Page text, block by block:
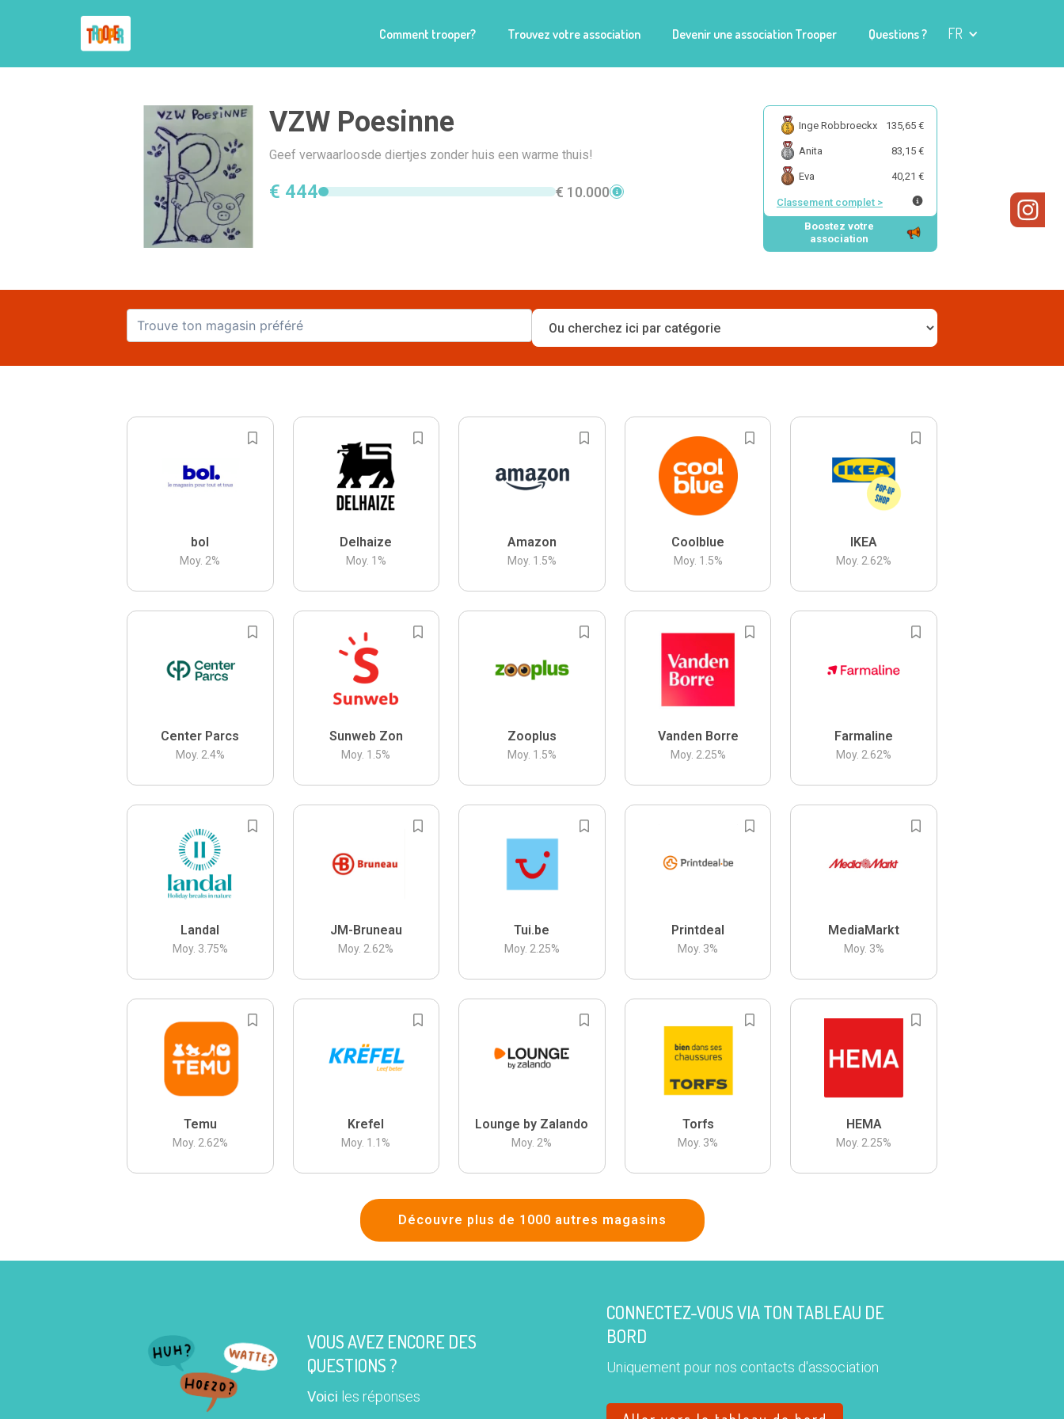
Comment trooper? Trouvez votre association Devenir une association Trooper Questions ? FR
VZW Poesinne
Geef verwaarloosde diertjes zonder huis een warme thuis!
€ 444 € 10.000
Inge Robbroeckx 135,65 €
Anita 83,15 €
Eva 40,21 €
Classement complet >
Boostez votre
association
bol
Moy. 2%
Delhaize
Moy. 1 %
Amazon
Moy. 1.5%
Coolblue
Moy. 1.5%
IKEA
Moy. 2.62%
Center Parcs
Moy. 2.4%
Sunweb Zon
Moy. 1.5%
Zooplus
Moy. 1.5%
Vanden Borre
Moy. 2.25%
Farmaline
Moy. 2.62%
Landal
Moy. 3.75%
JM-Bruneau
Moy. 2.62%
Tui.be
Moy. 2.25%
Printdeal
Moy. 3%
MediaMarkt
Moy. 3%
Temu
Moy. 2.62%
Krefel
Moy. 1.1 %
Lounge by Zalando
Moy. 2%
Torfs
Moy. 3%
HEMA
Moy. 2.25%
Découvre plus de 1000 autres magasins
VOUS AVEZ ENCORE DES
QUESTIONS ?
Voici les réponses
CONNECTEZ-VOUS VIA TON TABLEAU DE
BORD
Uniquement pour nos contacts d'association